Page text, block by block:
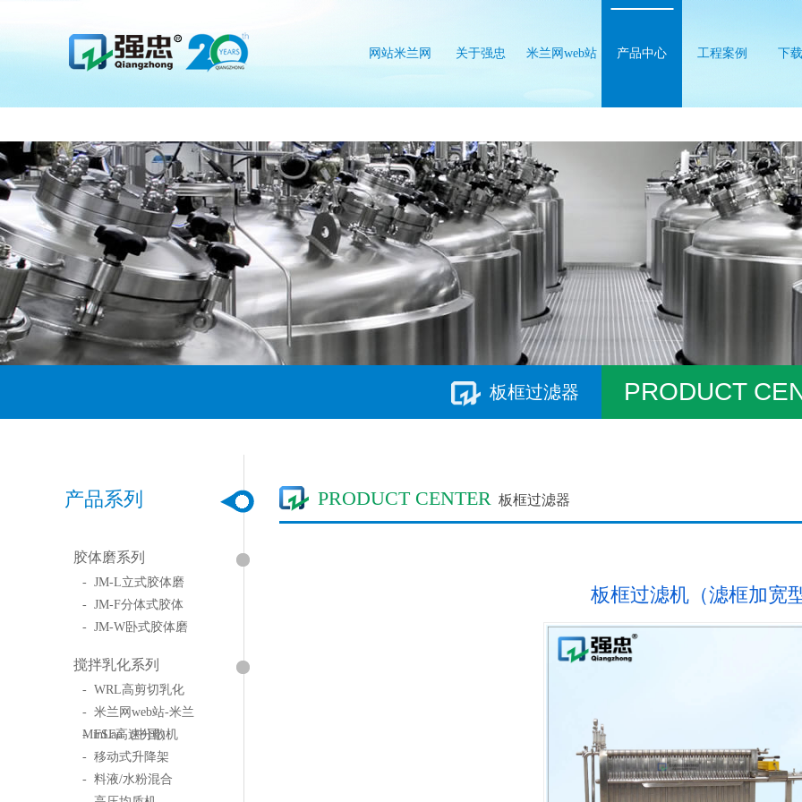
网站米兰网
web站
关于强忠 米兰网web站 产品中心 工程案例 下
板框过滤器 PRODUCT
产品系列
胶体磨系列
- JM-L立式胶体磨
- JM-F分体式胶体
- JM-W卧式胶体磨
搅拌乳化系列
- WRL高剪切乳化
- 米兰网web站-米兰
MinLan（中国）
- FSF高速分散机
- 移动式升降架
- 料液/水粉混合
PRODUCT CENTER 板框过滤器
板框过滤机（滤框加宽